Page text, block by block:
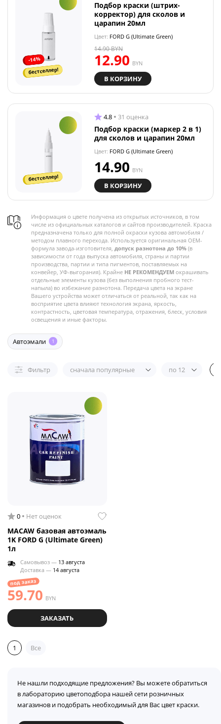
-14%
бестселлер!
Подбор краски (штрих-
корректор) для сколов и
царапин 20мл
Цвет: FORD G (Ultimate Green)
12.90 BYN
14.90BYN
В КОРЗИНУ
бестселлер!
4.8 31 оценка
Подбор краски (маркер 2 в 1)
для сколов и царапин 20мл
Цвет: FORD G (Ultimate Green)
14.90 BYN
В КОРЗИНУ
Информация о цвете получена из открытых источников, в том
числе из официальных каталогов и сайтов производителей. Краска
предназначена только для полной окраски кузова автомобиля /
методом плавного перехода. Используется оригинальная OEM-
формула завода-изготовителя, допуск разнотона до 10% (в
зависимости от года выпуска автомобиля, страны и партии
производства, партии и типа пигментов, поставляемых на
конвейер, УФ-выгорания). Крайне НЕ РЕКОМЕНДУЕМ окрашивать
отдельные элементы кузова (без выполнения пробного тест-
напыла) во избежание разнотона. Передача цвета на экране
Вашего устройства может отличаться от реальной, так как на
восприятие цвета влияют технология экрана, яркость,
контрастность, цветовая температура, отражения, блеск, условия
освещения и иные факторы.
Автоэмали 1
Фильтр сначала популярные по 12
0 Нет оценок
MACAW базовая автоэмаль
1K FORD G (Ultimate Green)
1л
Самовывоз — 13 августа
Доставка — 14 августа
под заказ
59.70 BYN
ЗАКАЗАТЬ
1 Все
Не нашли подходящие предложения? Вы можете обратиться
в лабораторию цветоподбора нашей сети розничных
магазинов и подобрать необходимый для Вас цвет краски.